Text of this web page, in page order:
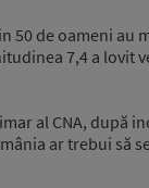
50 de oameni au
7,4 a lovit
al CNA, după
ar trebui să